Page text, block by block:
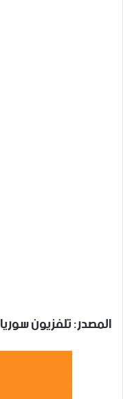
المصدر: تلفزيون سوريا